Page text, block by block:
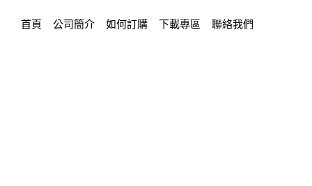
首頁 公司簡介 如何訂購 下載專區 聯絡我們